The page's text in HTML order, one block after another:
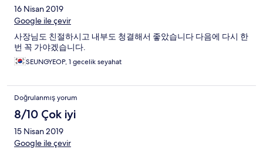
16 Nisan 2019
Google ile çevir
사장님도 친절하시고 내부도 청결해서 좋았습니다 다음에 다시 한
번 꼭 가야겠습니다.
SEUNGYEOP, 1 gecelik seyahat
Doğrulanmış yorum
8/10 Çok iyi
15 Nisan 2019
Google ile çevir